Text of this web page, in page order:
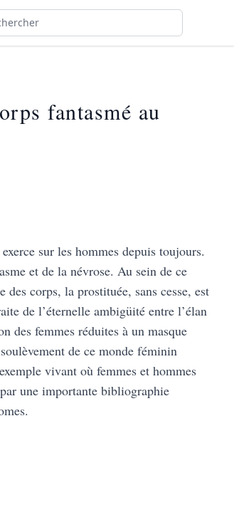
fantasmé au
sur les hommes depuis toujours.
et de la névrose. Au sein de ce
corps, la prostituée, sans cesse, est
de l’éternelle ambigüité entre l’élan
des femmes réduites à un masque
de ce monde féminin
vivant où femmes et hommes
une importante bibliographie